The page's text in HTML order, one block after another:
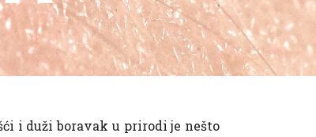
i duži boravak u prirodi je nešto